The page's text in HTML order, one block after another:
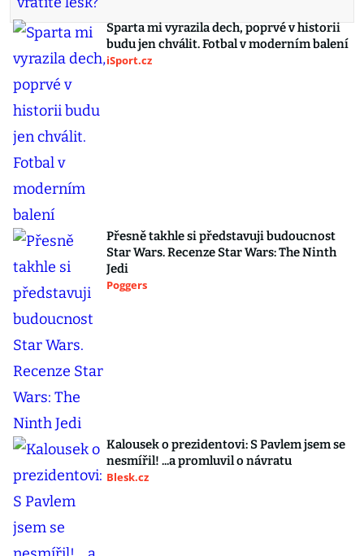
Sparta mi vyrazila dech, poprvé v historii
budu jen chválit. Fotbal v moderním balení
iSport.cz
Přesně takhle si představuji budoucnost
Star Wars. Recenze Star Wars: The Ninth
Jedi
Poggers
Kalousek o prezidentovi: S Pavlem jsem se
nesmířil! ...a promluvil o návratu
Blesk.cz